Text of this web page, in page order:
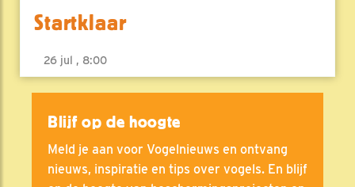
Startklaar
26 jul , 8:00
Blijf op de hoogte
Meld je aan voor Vogelnieuws en ontvang
nieuws, inspiratie en tips over vogels. En blijf